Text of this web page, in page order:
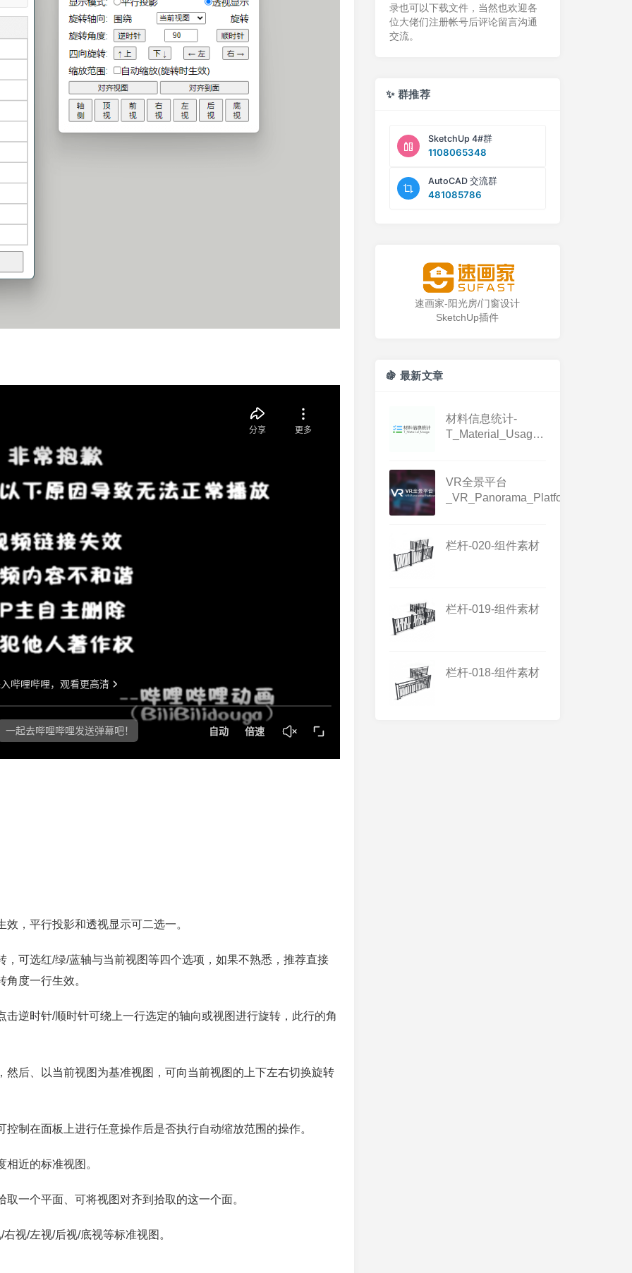
，平行投影和透视显示可二选一。
可选红/绿/蓝轴与当前视图等四个选项，如果不熟悉，推荐直接
度一行生效。
逆时针/顺时针可绕上一行选定的轴向或视图进行旋转，此行的角
然后、以当前视图为基准视图，可向当前视图的上下左右切换旋转
制在面板上进行任意操作后是否执行自动缩放范围的操作。
近的标准视图。
一个平面、可将视图对齐到拾取的这一个面。
视/左视/后视/底视等标准视图。
录也可以下载文件，当然也欢迎各
位大佬们注册帐号后评论留言沟通
交流。
✨ 群推荐
SketchUp 4#群
1108065348
AutoCAD 交流群
481085786
速画家-阳光房/门窗设计
SketchUp插件
🍇 最新文章
材料信息统计-
T_Material_Usage-
VR全景平台
_VR_Panorama_Platform_1.0.0
栏杆-020-组件素材
栏杆-019-组件素材
栏杆-018-组件素材